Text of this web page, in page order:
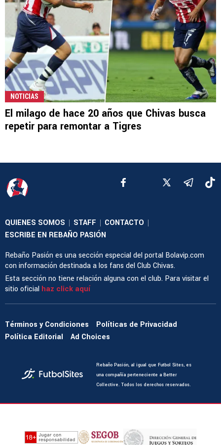
NOTICIAS
El milago de hace 20 años que Chivas busca
repetir para remontar a Tigres
QUIENES SOMOS | STAFF | CONTACTO |
ESCRIBE EN REBAÑO PASIÓN
Rebaño Pasión es una sección especial del portal Bolavip.com
con información destinada a los fans del Club Chivas.
Esta sección no tiene relación alguna con el club. Para visitar el
sitio oficial haz click aquí
Términos y Condiciones
Políticas de Privacidad
Política Editorial
Ad Choices
Rebaño Pasión, al igual que Futbol Sites, es
una compañía perteneciente a Better
Collective. Todos los derechos reservados.